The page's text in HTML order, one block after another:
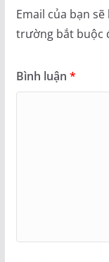
Email của bạn
trường bắt buộc
Bình luận *